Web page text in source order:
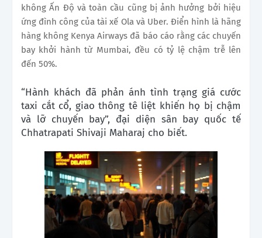
không Ấn Độ và toàn cầu cũng bị ảnh hưởng bởi hiệu
ứng đình công của tài xế Ola và Uber. Điển hình là hãng
hàng không Kenya Airways đã báo cáo rằng các chuyến
bay khởi hành từ Mumbai, đều có tỷ lệ chậm trễ lên
đến 50%.
“Hành khách đã phản ánh tình trạng giá cước
taxi cắt cổ, giao thông tê liệt khiến họ bị chậm
và lỡ chuyến bay”, đại diện sân bay quốc tế
Chhatrapati Shivaji Maharaj cho biết.